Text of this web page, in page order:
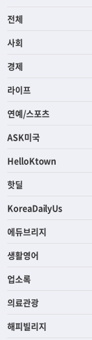
전체
사회
경제
라이프
연예/스포츠
ASK미국
HelloKtown
핫딜
KoreaDailyUs
에듀브리지
생활영어
업소록
의료관광
해피빌리지